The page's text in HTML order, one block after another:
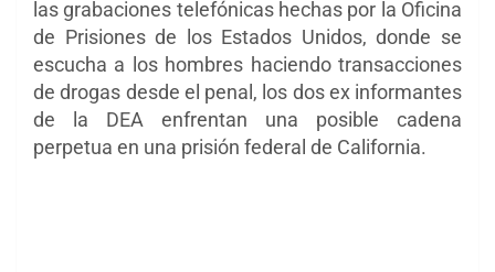
las grabaciones telefónicas hechas por la Oficina
de Prisiones de los Estados Unidos, donde se
escucha a los hombres haciendo transacciones
de drogas desde el penal, los dos ex informantes
de la DEA enfrentan una posible cadena
perpetua en una prisión federal de California.